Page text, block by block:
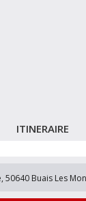
ITINERAIRE